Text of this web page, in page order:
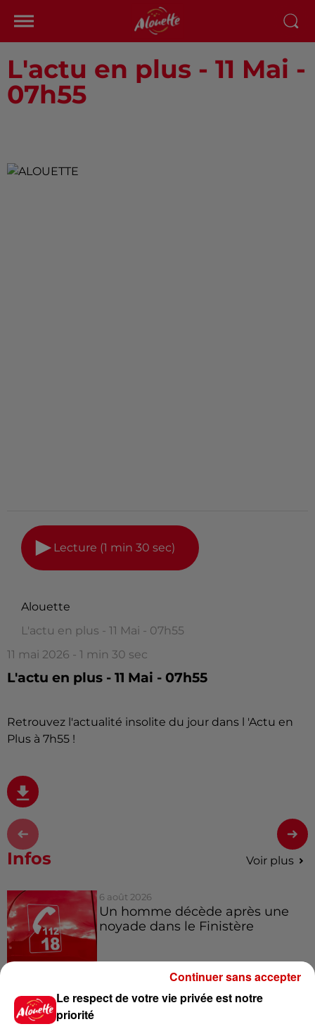
L'actu en plus - 11 Mai -
07h55
Lecture (1 min 30 sec)
Alouette
L'actu en plus - 11 Mai - 07h55
11 mai 2026 - 1 min 30 sec
L'actu en plus - 11 Mai - 07h55
Retrouvez l'actualité insolite du jour dans l 'Actu en
Plus à 7h55 !
Infos Voir plus
6 août 2026
Un homme décède après une
noyade dans le Finistère
Vendre un chiot en animalerie
Le respect de votre vie privée est notre
priorité
Continuer sans accepter